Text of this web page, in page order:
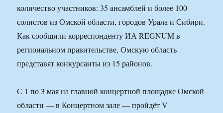
количество участников: 35 ансамблей и более 100
солистов из Омской области, городов Урала и Сибири.
Как сообщили корреспонденту ИА REGNUM в
региональном правительстве, Омскую область
представят конкурсанты из 15 районов.
С 1 по 3 мая на главной концертной площадке Омской
области — в Концертном зале — пройдёт V